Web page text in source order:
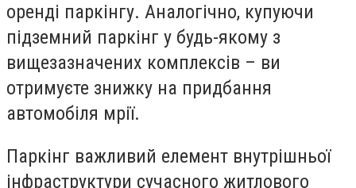
оренді паркінгу. Аналогічно, купуючи
підземний паркінг у будь-якому з
вищезазначених комплексів – ви
отримуєте знижку на придбання
автомобіля мрії.
Паркінг важливий елемент внутрішньої
інфраструктури сучасного житлового